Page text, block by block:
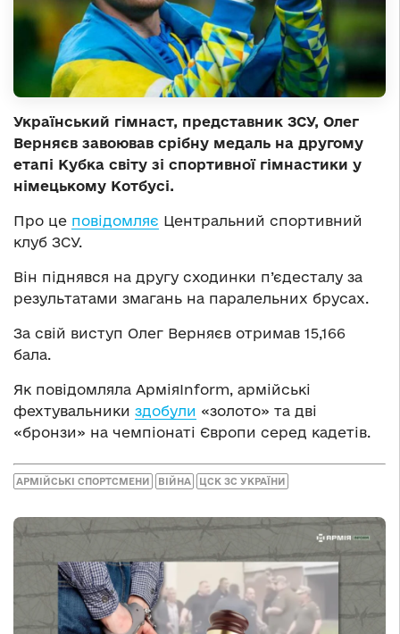
Український гімнаст, представник ЗСУ, Олег
Верняєв завоював срібну медаль на другому
етапі Кубка світу зі спортивної гімнастики у
німецькому Котбусі.
Про це повідомляє Центральний спортивний
клуб ЗСУ.
Він піднявся на другу сходинки п’єдесталу за
результатами змагань на паралельних брусах.
За свій виступ Олег Верняєв отримав 15,166
бала.
Як повідомляла АрміяInform, армійські
фехтувальники здобули «золото» та дві
«бронзи» на чемпіонаті Європи серед кадетів.
АРМІЙСЬКІ СПОРТСМЕНИ ВІЙНА ЦСК ЗС УКРАЇНИ